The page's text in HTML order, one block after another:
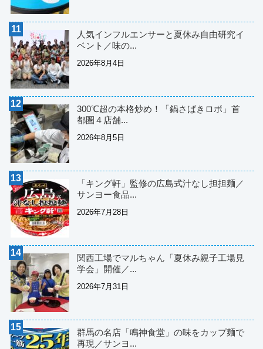
人気インフルエンサーと夏休み自由研究イ
ベント／味の...
2026年8月4日
300℃超の本格炒め！「鍋さばきロボ」首
都圏４店舗...
2026年8月5日
「キング軒」監修の広島式汁なし担担麺／
サンヨー食品...
2026年7月28日
関西工場でマルちゃん「夏休み親子工場見
学会」開催／...
2026年7月31日
群馬の名店「鳴神食堂」の味をカップ麺で
再現／サンヨ...